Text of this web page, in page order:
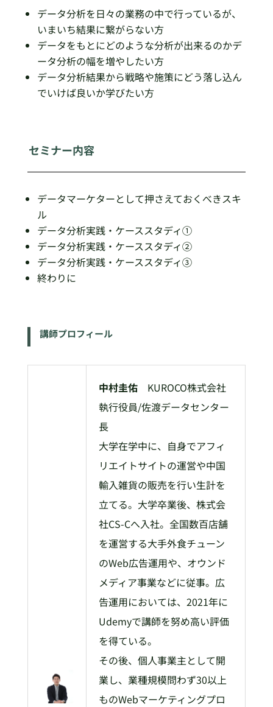
データ分析を日々の業務の中で行っているが、
いまいち結果に繋がらない方
データをもとにどのような分析が出来るのかデ
ータ分析の幅を増やしたい方
データ分析結果から戦略や施策にどう落し込ん
でいけば良いか学びたい方
セミナー内容
データマーケターとして押さえておくべきスキ
ル
データ分析実践・ケーススタディ①
データ分析実践・ケーススタディ②
データ分析実践・ケーススタディ③
終わりに
講師プロフィール
中村圭佑KUROCO株式会社
執行役員/佐渡データセンター
長
大学在学中に、自身でアフィ
リエイトサイトの運営や中国
輸入雑貨の販売を行い生計を
立てる。大学卒業後、株式会
社CS-Cへ入社。全国数百店舗
を運営する大手外食チューン
のWeb広告運用や、オウンド
メディア事業などに従事。広
告運用においては、2021年に
Udemyで講師を努め高い評価
を得ている。
その後、個人事業主として開
業し、業種規模問わず30以上
ものWebマーケティングプロ